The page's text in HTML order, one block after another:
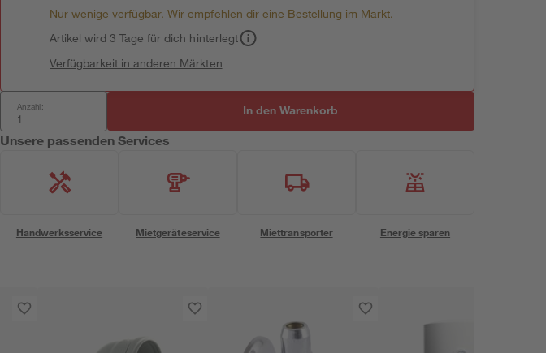
Nur wenige verfügbar. Wir empfehlen dir eine Bestellung im Markt.
Artikel wird 3 Tage für dich hinterlegt
Verfügbarkeit in anderen Märkten
Anzahl: In den Warenkorb
Unsere passenden Services
Handwerksservice Mietgeräteservice Miettransporter Energie sparen